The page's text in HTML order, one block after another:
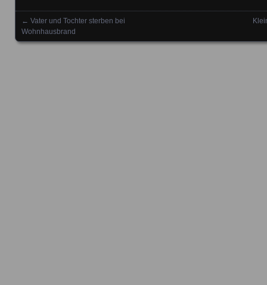
Posts navigation
← Vater und Tochter sterben bei
Wohnhausbrand